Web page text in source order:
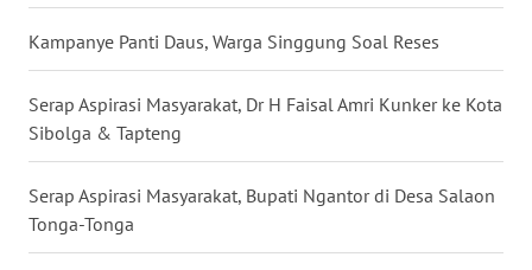
Kampanye Panti Daus, Warga Singgung Soal Reses
Serap Aspirasi Masyarakat, Dr H Faisal Amri Kunker ke Kota
Sibolga & Tapteng
Serap Aspirasi Masyarakat, Bupati Ngantor di Desa Salaon
Tonga-Tonga
WN
BALI
WN
KALBAR
WN
KALTENG